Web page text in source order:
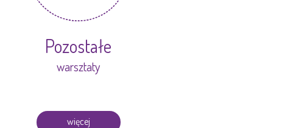
Pozostałe
warsztaty
więcej